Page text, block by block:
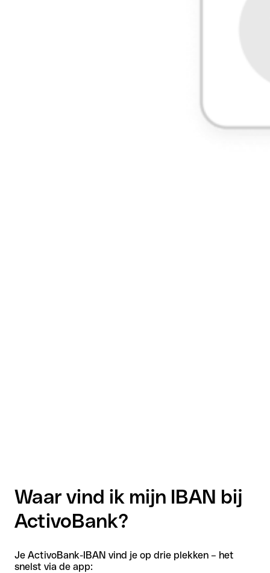
Waar vind ik mijn IBAN bij
ActivoBank?
Je ActivoBank-IBAN vind je op drie plekken – het
snelst via de app: